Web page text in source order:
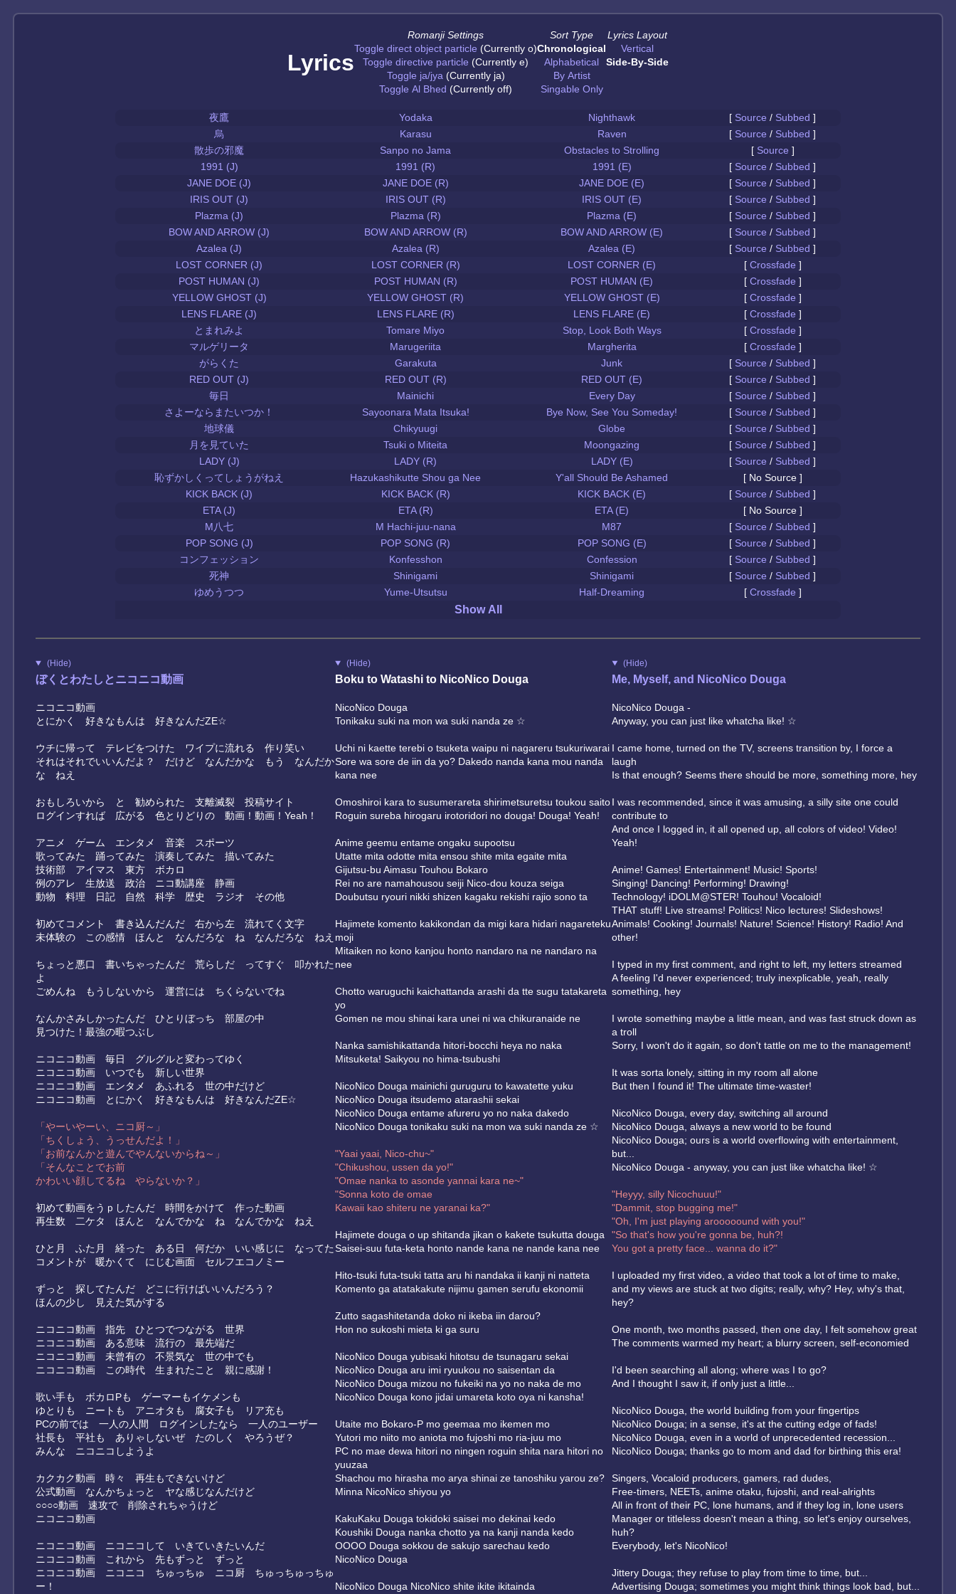
Lyrics
Romanji Settings
Toggle direct object particle (Currently o)
Toggle directive particle (Currently e)
Toggle ja/jya (Currently ja)
Toggle Al Bhed (Currently off)
Sort Type
Chronological
Alphabetical
By Artist
Singable Only
Lyrics Layout
Vertical
Side-By-Side
夜鷹 Yodaka Nighthawk [ Source / Subbed ]
烏
Karasu Raven [ Source / Subbed ]
散歩の邪魔
Sanpo no Jama Obstacles to Strolling [ Source ]
1991 (J)
1991 (R) 1991 (E) [ Source / Subbed ]
JANE DOE (J)
JANE DOE (R) JANE DOE (E) [ Source / Subbed ]
IRIS OUT (J)
IRIS OUT (R) IRIS OUT (E) [ Source / Subbed ]
Plazma (J)
Plazma (R) Plazma (E) [ Source / Subbed ]
BOW AND ARROW (J)
BOW AND ARROW (R) BOW AND ARROW (E) [ Source / Subbed ]
Azalea (J)
Azalea (R) Azalea (E) [ Source / Subbed ]
LOST CORNER (J)
LOST CORNER (R) LOST CORNER (E) [ Crossfade ]
POST HUMAN (J)
POST HUMAN (R) POST HUMAN (E) [ Crossfade ]
YELLOW GHOST (J)
YELLOW GHOST (R) YELLOW GHOST (E) [ Crossfade ]
LENS FLARE (J)
LENS FLARE (R) LENS FLARE (E) [ Crossfade ]
とまれみよ
Tomare Miyo Stop, Look Both Ways [ Crossfade ]
マルゲリータ
Marugeriita Margherita [ Crossfade ]
がらくた
Garakuta Junk [ Source / Subbed ]
RED OUT (J)
RED OUT (R) RED OUT (E) [ Source / Subbed ]
毎日
Mainichi Every Day [ Source / Subbed ]
さよーならまたいつか！
Sayoonara Mata Itsuka! Bye Now, See You Someday! [ Source / Subbed ]
地球儀
Chikyuugi Globe [ Source / Subbed ]
月を見ていた
Tsuki o Miteita Moongazing [ Source / Subbed ]
LADY (J)
LADY (R) LADY (E) [ Source / Subbed ]
恥ずかしくってしょうがねえ
Hazukashikutte Shou ga Nee Y'all Should Be Ashamed
[ No Source ]
KICK BACK (J)
KICK BACK (R) KICK BACK (E) [ Source / Subbed ]
ETA (J)
ETA (R) ETA (E)
[ No Source ]
M八七
M Hachi-juu-nana M87 [ Source / Subbed ]
POP SONG (J)
POP SONG (R) POP SONG (E) [ Source / Subbed ]
コンフェッション
Konfesshon Confession [ Source / Subbed ]
死神
Shinigami Shinigami [ Source / Subbed ]
ゆめうつつ
Yume-Utsutsu Half-Dreaming [ Crossfade ]
Show All
(Hide)
ぼくとわたしとニコニコ動画
ニコニコ動画
とにかく 好きなもんは 好きなんだZE☆
ウチに帰って テレビをつけた ワイプに流れる 作り笑い
それはそれでいいんだよ？ だけど なんだかな もう なんだか
な ねえ
おもしろいから と 勧められた 支離滅裂 投稿サイト
ログインすれば 広がる 色とりどりの 動画！動画！Yeah！
アニメ ゲーム エンタメ 音楽 スポーツ
歌ってみた 踊ってみた 演奏してみた 描いてみた
技術部 アイマス 東方 ボカロ
例のアレ 生放送 政治 ニコ動講座 静画
動物 料理 日記 自然 科学 歴史 ラジオ その他
初めてコメント 書き込んだんだ 右から左 流れてく文字
未体験の この感情 ほんと なんだろな ね なんだろな ねえ
ちょっと悪口 書いちゃったんだ 荒らしだ ってすぐ 叩かれた
よ
ごめんね もうしないから 運営には ちくらないでね
なんかさみしかったんだ ひとりぼっち 部屋の中
見つけた！最強の暇つぶし
ニコニコ動画 毎日 グルグルと変わってゆく
ニコニコ動画 いつでも 新しい世界
ニコニコ動画 エンタメ あふれる 世の中だけど
ニコニコ動画 とにかく 好きなもんは 好きなんだZE☆
「やーいやーい、ニコ厨～」
「ちくしょう、うっせんだよ！」
「お前なんかと遊んでやんないからね～」
「そんなことでお前
かわいい顔してるね やらないか？」
初めて動画をうｐしたんだ 時間をかけて 作った動画
再生数 二ケタ ほんと なんでかな ね なんでかな ねえ
ひと月 ふた月 経った ある日 何だか いい感じに なってた
コメントが 暖かくて にじむ画面 セルフエコノミー
ずっと 探してたんだ どこに行けばいいんだろう？
ほんの少し 見えた気がする
ニコニコ動画 指先 ひとつでつながる 世界
ニコニコ動画 ある意味 流行の 最先端だ
ニコニコ動画 未曾有の 不景気な 世の中でも
ニコニコ動画 この時代 生まれたこと 親に感謝！
歌い手も ボカロPも ゲーマーもイケメンも
ゆとりも ニートも アニオタも 腐女子も リア充も
PCの前では 一人の人間 ログインしたなら 一人のユーザー
社長も 平社も ありゃしないぜ たのしく やろうぜ？
みんな ニコニコしようよ
カクカク動画 時々 再生もできないけど
公式動画 なんかちょっと ヤな感じなんだけど
○○○○動画 速攻で 削除されちゃうけど
ニコニコ動画
ニコニコ動画 ニコニコして いきていきたいんだ
ニコニコ動画 これから 先もずっと ずっと
ニコニコ動画 ニコニコ ちゅっちゅ ニコ厨 ちゅっちゅっちゅ
ー！
(Hide)
Boku to Watashi to NicoNico Douga
NicoNico Douga
Tonikaku suki na mon wa suki nanda ze ☆
Uchi ni kaette terebi o tsuketa waipu ni nagareru tsukuriwarai
Sore wa sore de iin da yo? Dakedo nanda kana mou nanda
kana nee
Omoshiroi kara to susumerareta shirimetsuretsu toukou saito
Roguin sureba hirogaru irotoridori no douga! Douga! Yeah!
Anime geemu entame ongaku supootsu
Utatte mita odotte mita ensou shite mita egaite mita
Gijutsu-bu Aimasu Touhou Bokaro
Rei no are namahousou seiji Nico-dou kouza seiga
Doubutsu ryouri nikki shizen kagaku rekishi rajio sono ta
Hajimete komento kakikondan da migi kara hidari nagareteku
moji
Mitaiken no kono kanjou honto nandaro na ne nandaro na
nee
Chotto waruguchi kaichattanda arashi da tte sugu tatakareta
yo
Gomen ne mou shinai kara unei ni wa chikuranaide ne
Nanka samishikattanda hitori-bocchi heya no naka
Mitsuketa! Saikyou no hima-tsubushi
NicoNico Douga mainichi guruguru to kawatette yuku
NicoNico Douga itsudemo atarashii sekai
NicoNico Douga entame afureru yo no naka dakedo
NicoNico Douga tonikaku suki na mon wa suki nanda ze ☆
"Yaai yaai, Nico-chu~"
"Chikushou, ussen da yo!"
"Omae nanka to asonde yannai kara ne~"
"Sonna koto de omae
Kawaii kao shiteru ne yaranai ka?"
Hajimete douga o up shitanda jikan o kakete tsukutta douga
Saisei-suu futa-keta honto nande kana ne nande kana nee
Hito-tsuki futa-tsuki tatta aru hi nandaka ii kanji ni natteta
Komento ga atatakakute nijimu gamen serufu ekonomii
Zutto sagashitetanda doko ni ikeba iin darou?
Hon no sukoshi mieta ki ga suru
NicoNico Douga yubisaki hitotsu de tsunagaru sekai
NicoNico Douga aru imi ryuukou no saisentan da
NicoNico Douga mizou no fukeiki na yo no naka de mo
NicoNico Douga kono jidai umareta koto oya ni kansha!
Utaite mo Bokaro-P mo geemaa mo ikemen mo
Yutori mo niito mo aniota mo fujoshi mo ria-juu mo
PC no mae dewa hitori no ningen roguin shita nara hitori no
yuuzaa
Shachou mo hirasha mo arya shinai ze tanoshiku yarou ze?
Minna NicoNico shiyou yo
KakuKaku Douga tokidoki saisei mo dekinai kedo
Koushiki Douga nanka chotto ya na kanji nanda kedo
OOOO Douga sokkou de sakujo sarechau kedo
NicoNico Douga
NicoNico Douga NicoNico shite ikite ikitainda
(Hide)
Me, Myself, and NicoNico Douga
NicoNico Douga -
Anyway, you can just like whatcha like! ☆
I came home, turned on the TV, screens transition by, I force a
laugh
Is that enough? Seems there should be more, something more, hey
I was recommended, since it was amusing, a silly site one could
contribute to
And once I logged in, it all opened up, all colors of video! Video!
Yeah!
Anime! Games! Entertainment! Music! Sports!
Singing! Dancing! Performing! Drawing!
Technology! iDOLM@STER! Touhou! Vocaloid!
THAT stuff! Live streams! Politics! Nico lectures! Slideshows!
Animals! Cooking! Journals! Nature! Science! History! Radio! And
other!
I typed in my first comment, and right to left, my letters streamed
A feeling I'd never experienced; truly inexplicable, yeah, really
something, hey
I wrote something maybe a little mean, and was fast struck down as
a troll
Sorry, I won't do it again, so don't tattle on me to the management!
It was sorta lonely, sitting in my room all alone
But then I found it! The ultimate time-waster!
NicoNico Douga, every day, switching all around
NicoNico Douga, always a new world to be found
NicoNico Douga; ours is a world overflowing with entertainment,
but...
NicoNico Douga - anyway, you can just like whatcha like! ☆
"Heyyy, silly Nicochuuu!"
"Dammit, stop bugging me!"
"Oh, I'm just playing arooooound with you!"
"So that's how you're gonna be, huh?!
You got a pretty face... wanna do it?"
I uploaded my first video, a video that took a lot of time to make,
and my views are stuck at two digits; really, why? Hey, why's that,
hey?
One month, two months passed, then one day, I felt somehow great
The comments warmed my heart; a blurry screen, self-economied
I'd been searching all along; where was I to go?
And I thought I saw it, if only just a little...
NicoNico Douga, the world building from your fingertips
NicoNico Douga; in a sense, it's at the cutting edge of fads!
NicoNico Douga, even in a world of unprecedented recession...
NicoNico Douga; thanks go to mom and dad for birthing this era!
Singers, Vocaloid producers, gamers, rad dudes,
Free-timers, NEETs, anime otaku, fujoshi, and real-alrights
All in front of their PC, lone humans, and if they log in, lone users
Manager or titleless doesn't mean a thing, so let's enjoy ourselves,
huh?
Everybody, let's NicoNico!
Jittery Douga; they refuse to play from time to time, but...
Advertising Douga; sometimes you might think things look bad, but...